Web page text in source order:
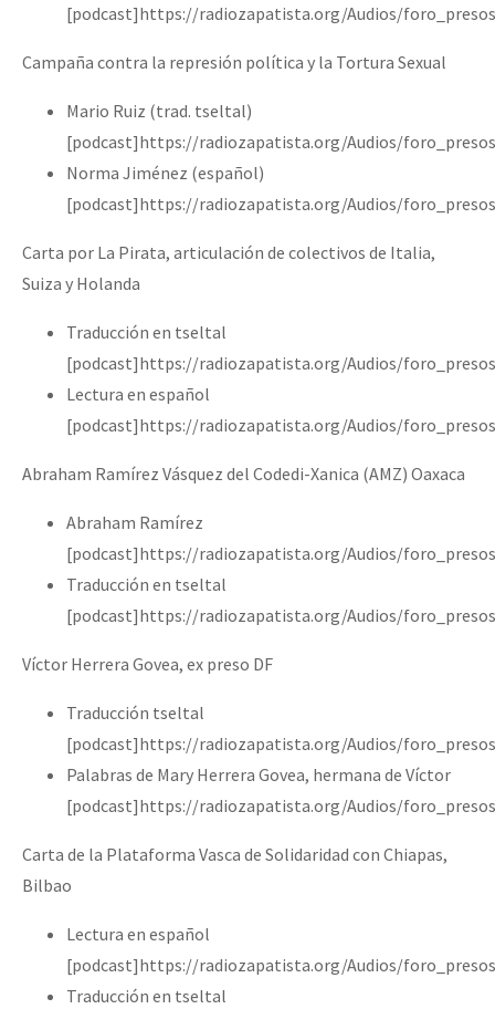
[podcast]https://radiozapatista.org/Audios/
Campaña contra la represión política y la Tortura Sexual
Mario Ruiz (trad. tseltal)
[podcast]https://radiozapatista.org/Audios/
Norma Jiménez (español)
[podcast]https://radiozapatista.org/Audios/
Carta por La Pirata, articulación de colectivos de Italia,
Suiza y Holanda
Traducción en tseltal
[podcast]https://radiozapatista.org/Audios/
Lectura en español
[podcast]https://radiozapatista.org/Audios/
Abraham Ramírez Vásquez del Codedi-Xanica (AMZ) Oaxaca
Abraham Ramírez
[podcast]https://radiozapatista.org/Audios/
Traducción en tseltal
[podcast]https://radiozapatista.org/Audios/
Víctor Herrera Govea, ex preso DF
Traducción tseltal
[podcast]https://radiozapatista.org/Audios/
Palabras de Mary Herrera Govea, hermana de Víctor
[podcast]https://radiozapatista.org/Audios/
Carta de la Plataforma Vasca de Solidaridad con Chiapas,
Bilbao
Lectura en español
[podcast]https://radiozapatista.org/Audios/
Traducción en tseltal